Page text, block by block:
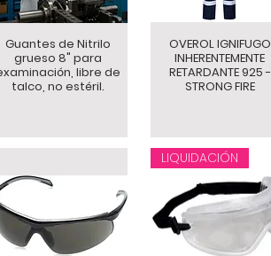
Guantes de Nitrilo
grueso 8" para
libre de
talco, no estéril.
OVEROL IGNIFUGO
INHERENTEMENTE
RETARDANTE 925 -
STRONG FIRE
LIQUIDACIÓN